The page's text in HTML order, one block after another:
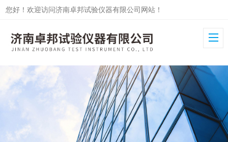
您好！欢迎访问济南卓邦试验仪器有限公司网站！